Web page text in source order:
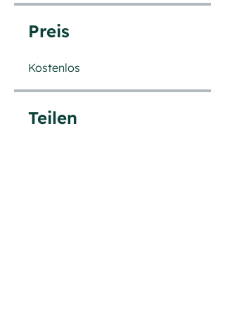
Preis
Kostenlos
Teilen